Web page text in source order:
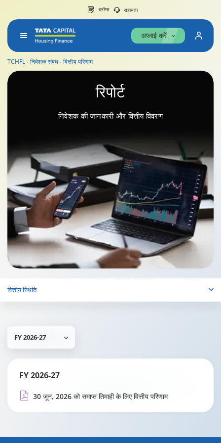
ब्लॉग्स सहायता
अप्लाई करें
TCHFL निवेशक संबंध वित्तीय परिणाम
रिपोर्ट
निवेशक की जानकारी और वित्तीय विवरण
रिपोर्ट
वित्तीय स्थिति
FY 2026-27
FY 2026-27
30 जून, 2026 को समाप्त तिमाही के लिए वित्तीय परिणाम